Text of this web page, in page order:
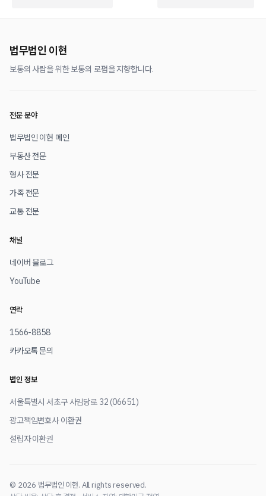
법무법인 이현
보통의 사람을 위한 보통의 로펌을 지향합니다.
전문 분야
법무법인 이현 메인
부동산 전문
형사 전문
가족 전문
교통 전문
채널
네이버 블로그
YouTube
연락
1566-8858
카카오톡 문의
법인 정보
서울특별시 서초구 사임당로 32 (06651)
광고책임변호사 이환권
설립자 이환권
© 2026 법무법인 이현. All rights reserved.